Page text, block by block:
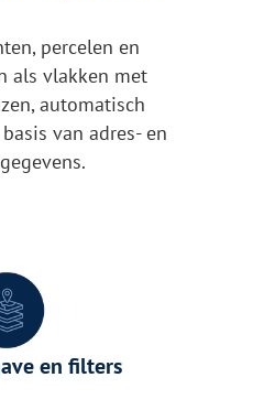
percelen en
als vlakken met
automatisch
van adres- en
en filters